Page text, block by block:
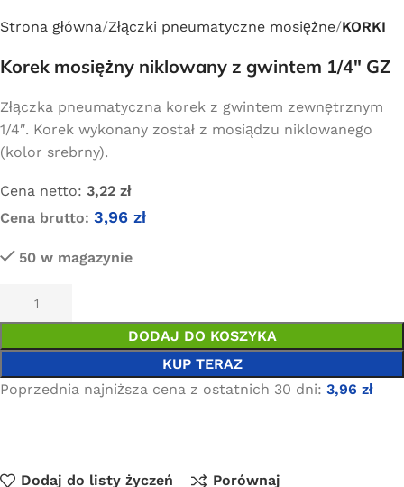
Strona główna Złączki pneumatyczne mosiężne KORKI
Korek mosiężny niklowany z gwintem 1/4″ GZ
Złączka pneumatyczna korek z gwintem zewnętrznym
1/4″. Korek wykonany został z mosiądzu niklowanego
(kolor srebrny).
Cena netto: 3,22 zł
Cena brutto: 3,96 zł
50 w magazynie
DODAJ DO KOSZYKA
KUP TERAZ
Poprzednia najniższa cena z ostatnich 30 dni: 3,96 zł
Dodaj do listy życzeń Porównaj